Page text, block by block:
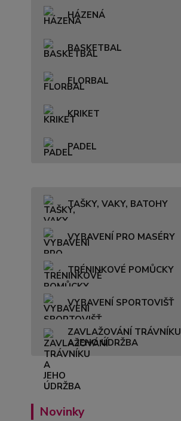
HÁZENÁ
BASKETBAL
FLORBAL
KRIKET
PADEL
TAŠKY, VAKY, BATOHY
VYBAVENÍ PRO MASÉRY
TRÉNINKOVÉ POMŮCKY
VYBAVENÍ SPORTOVIŠŤ
ZAVLAŽOVÁNÍ TRÁVNÍKU
A JEHO ÚDRŽBA
Novinky